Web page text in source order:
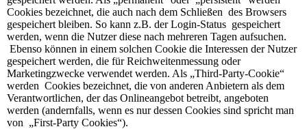
Cookies bezeichnet, die auch nach dem Schließen des Browsers
gespeichert bleiben. So kann z.B. der Login-Status gespeichert
werden, wenn die Nutzer diese nach mehreren Tagen aufsuchen.
Ebenso können in einem solchen Cookie die Interessen der Nutzer
gespeichert werden, die für Reichweitenmessung oder
Marketingzwecke verwendet werden. Als „Third-Party-Cookie“
werden Cookies bezeichnet, die von anderen Anbietern als dem
Verantwortlichen, der das Onlineangebot betreibt, angeboten
werden (andernfalls, wenn es nur dessen Cookies sind spricht man
von „First-Party Cookies“).